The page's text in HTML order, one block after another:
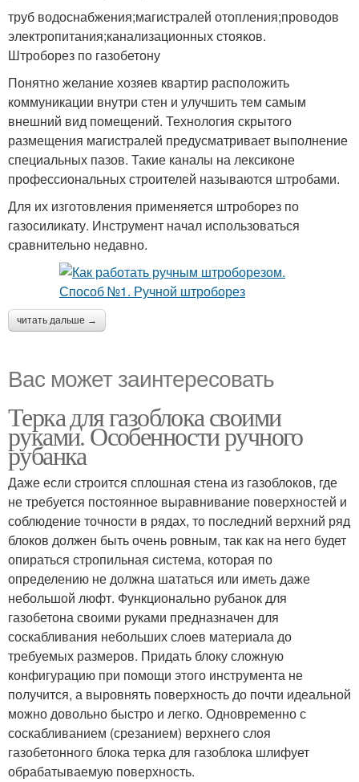
труб водоснабжения;магистралей отопления;проводов
электропитания;канализационных стояков.
Штроборез по газобетону
Понятно желание хозяев квартир расположить
коммуникации внутри стен и улучшить тем самым
внешний вид помещений. Технология скрытого
размещения магистралей предусматривает выполнение
специальных пазов. Такие каналы на лексиконе
профессиональных строителей называются штробами.
Для их изготовления применяется штроборез по
газосиликату. Инструмент начал использоваться
сравнительно недавно.
читать дальше →
Вас может заинтересовать
Терка для газоблока своими
руками. Особенности ручного
рубанка
Даже если строится сплошная стена из газоблоков, где
не требуется постоянное выравнивание поверхностей и
соблюдение точности в рядах, то последний верхний ряд
блоков должен быть очень ровным, так как на него будет
опираться стропильная система, которая по
определению не должна шататься или иметь даже
небольшой люфт. Функционально рубанок для
газобетона своими руками предназначен для
соскабливания небольших слоев материала до
требуемых размеров. Придать блоку сложную
конфигурацию при помощи этого инструмента не
получится, а выровнять поверхность до почти идеальной
можно довольно быстро и легко. Одновременно с
соскабливанием (срезанием) верхнего слоя
газобетонного блока терка для газоблока шлифует
обрабатываемую поверхность.